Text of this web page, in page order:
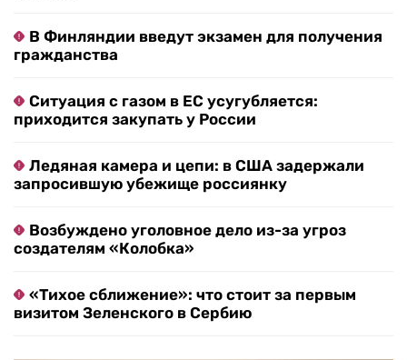
В Финляндии введут экзамен для получения
гражданства
Ситуация с газом в ЕС усугубляется:
приходится закупать у России
Ледяная камера и цепи: в США задержали
запросившую убежище россиянку
Возбуждено уголовное дело из-за угроз
создателям «Колобка»
«Тихое сближение»: что стоит за первым
визитом Зеленского в Сербию